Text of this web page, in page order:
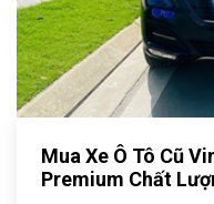
Mua Xe Ô Tô Cũ
Premium Chất